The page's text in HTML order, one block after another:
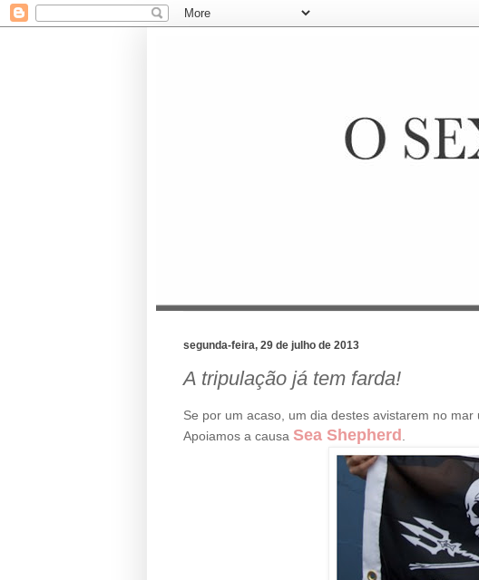
segunda-feira, 29 de julho de 2013
A tripulação já tem farda!
Se por um acaso, um dia destes avistarem no
Apoiamos a causa Sea Shepherd .